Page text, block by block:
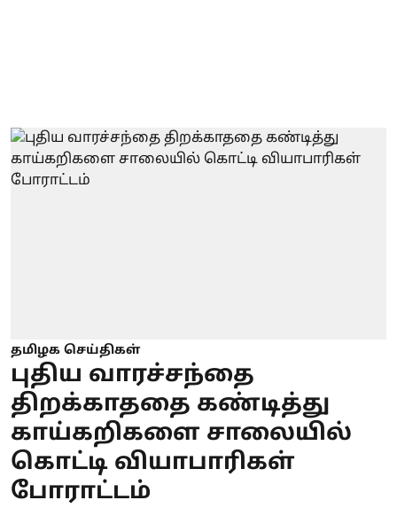
தமிழக செய்திகள்
புதிய வாரச்சந்தை
திறக்காததை கண்டித்து
காய்கறிகளை சாலையில்
கொட்டி வியாபாரிகள்
போராட்டம்